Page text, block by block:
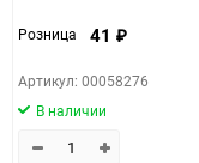
Розница 41 ₽
Артикул: 00058276
В наличии